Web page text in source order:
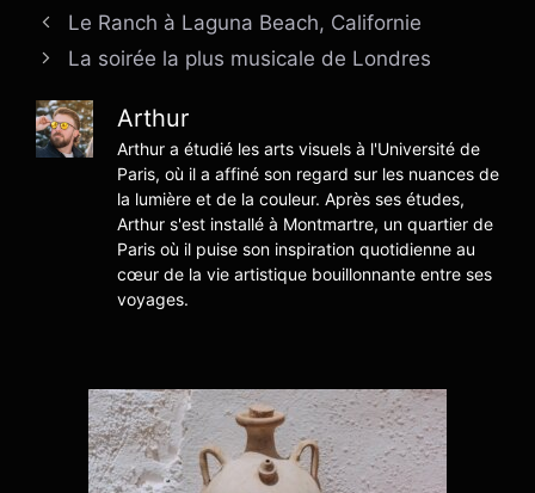
Le Ranch à Laguna Beach, Californie
La soirée la plus musicale de Londres
Arthur
Arthur a étudié les arts visuels à l'Université de
Paris, où il a affiné son regard sur les nuances de
la lumière et de la couleur. Après ses études,
Arthur s'est installé à Montmartre, un quartier de
Paris où il puise son inspiration quotidienne au
cœur de la vie artistique bouillonnante entre ses
voyages.